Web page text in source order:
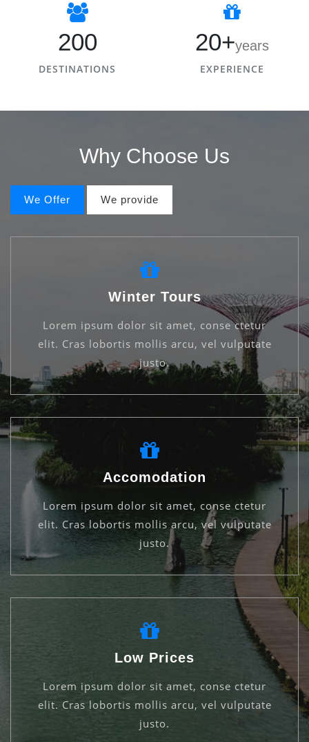
200
DESTINATIONS
20+years
EXPERIENCE
Why Choose Us
We Offer We provide
Winter Tours
Lorem ipsum dolor sit amet, conse ctetur
elit. Cras lobortis mollis arcu, vel vulputate
justo.
Accomodation
Lorem ipsum dolor sit amet, conse ctetur
elit. Cras lobortis mollis arcu, vel vulputate
justo.
Low Prices
Lorem ipsum dolor sit amet, conse ctetur
elit. Cras lobortis mollis arcu, vel vulputate
justo.